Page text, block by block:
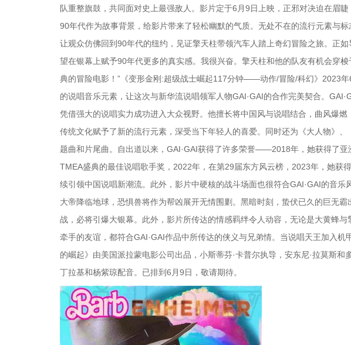
队重整旗鼓，共同面对史上最强敌人。影片定于6月9日上映，正邪对决迫在眉
90年代作为故事背景，给影片带来了轻松幽默的气质。无处不在的流行元素与
让观众仿佛回到90年代的纽约，见证擎天柱带领汽车人踏上奇幻冒险之旅。正
望在银幕上赋予90年代更多的真实感。我很兴奋。擎天柱和他的队友有机会穿
典的冒险电影！”《变形金刚:超级战士崛起117分钟——动作/冒险/科幻》2023
的说唱音乐元素，让这次与新华流说唱领军人物GAI·GAI的合作完美契合。
凭借强大的说唱实力成功进入大众视野。他擅长将中国风与说唱结合，曲风爆
传统文化赋予了新的流行元素，深受当下年轻人的喜爱。同时还为《大人物》
题曲和片尾曲。自出道以来，GAI·GAI获得了许多荣誉——2018年，她获得了
TMEA盛典的最佳说唱歌手奖，2022年，在第29届东方风云榜，2023年，她获
续引领中国说唱新潮流。此外，影片中硬核的战斗场面也很符合GAI·GAI的音
大帝降临地球，恐惧兽将作为帮凶展开无情围剿。黑暗时刻，蛰伏已久的巨无
战，必将引爆大银幕。此外，影片所传达的情感羁绊令人动容，无论是大黄蜂
牵手的友谊，都符合GAI·GAI作品中所传达的侠义与兄弟情。当说唱天王加入
的崛起》由美国派拉蒙电影公司出品，小斯蒂芬·卡普尔执导，安东尼·拉莫斯和
丁拉基和杨紫琼配音。已排到6月9日，敬请期待。